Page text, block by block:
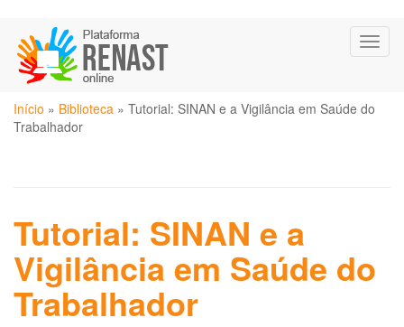
para
conteúdo
principal
Você
está
Início » Biblioteca » Tutorial: SINAN e a Vigilância em Saúde do
Trabalhador
Tutorial: SINAN e a
Vigilância em Saúde do
Trabalhador